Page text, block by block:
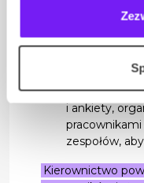
Feedback i
efektów
gromadzenie
satysfakcję z
i ankiety,
pracownikami
zespołów,
Kierownictwo